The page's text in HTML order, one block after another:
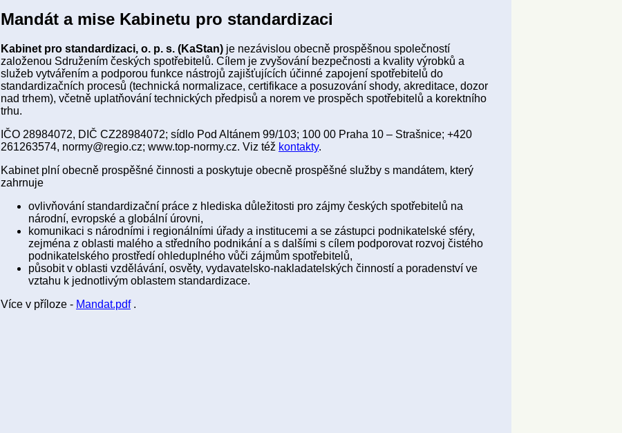
Mandát a mise Kabinetu pro standardizaci
Kabinet pro standardizaci, o. p. s. (KaStan) je nezávislou obecně prospěšnou společností
založenou Sdružením českých spotřebitelů. Cílem je zvyšování bezpečnosti a kvality výrobků a
služeb vytvářením a podporou funkce nástrojů zajišťujících účinné zapojení spotřebitelů do
standardizačních procesů (technická normalizace, certifikace a posuzování shody, akreditace, dozor
nad trhem), včetně uplatňování technických předpisů a norem ve prospěch spotřebitelů a korektního
trhu.
IČO 28984072, DIČ CZ28984072; sídlo Pod Altánem 99/103; 100 00 Praha 10 – Strašnice; +420
261263574, normy@regio.cz; www.top-normy.cz. Viz též kontakty.
Kabinet plní obecně prospěšné činnosti a poskytuje obecně prospěšné služby s mandátem, který
zahrnuje
ovlivňování standardizační práce z hlediska důležitosti pro zájmy českých spotřebitelů na
národní, evropské a globální úrovni,
komunikaci s národními i regionálními úřady a institucemi a se zástupci podnikatelské sféry,
zejména z oblasti malého a středního podnikání a s dalšími s cílem podporovat rozvoj čistého
podnikatelského prostředí ohleduplného vůči zájmům spotřebitelů,
působit v oblasti vzdělávání, osvěty, vydavatelsko-nakladatelských činností a poradenství ve
vztahu k jednotlivým oblastem standardizace.
Více v příloze - Mandat.pdf.